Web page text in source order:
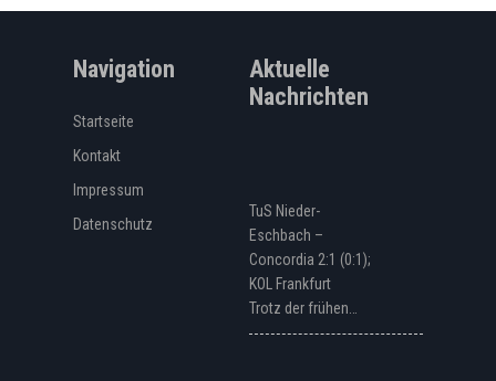
Navigation
Startseite
Kontakt
Impressum
Datenschutz
Aktuelle
Nachrichten
TuS Nieder-
Eschbach –
Concordia 2:1 (0:1);
KOL Frankfurt
Trotz der frühen…